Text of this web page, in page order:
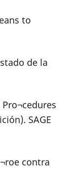
to
de la
SAGE
contra